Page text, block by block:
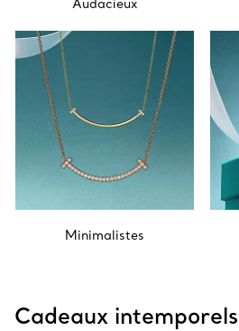
Audacieux
Minimalistes
Cadeaux intemporels